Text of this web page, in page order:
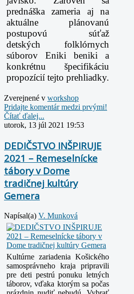
prednáška zameria aj na
aktuálne plánovanú
postupovú súťaž
detských folklórnych
súborov Eniki beniki a
konkrétnu špecifikáciu
propozícií tejto prehliadky.
Zverejnené v workshop
Pridajte komentár medzi prvými!
Čítať ďalej...
utorok, 13 júl 2021 19:53
DEDIČSTVO INŠPIRUJE
2021 – Remeselnícke
tábory v Dome
tradičnej kultúry
Gemera
Napísal(a) V. Munková
Kultúrne zariadenia Košického
samosprávneho kraja pripravili
pre deti pestrú ponuku letných
táborov, vďaka ktorým sa počas